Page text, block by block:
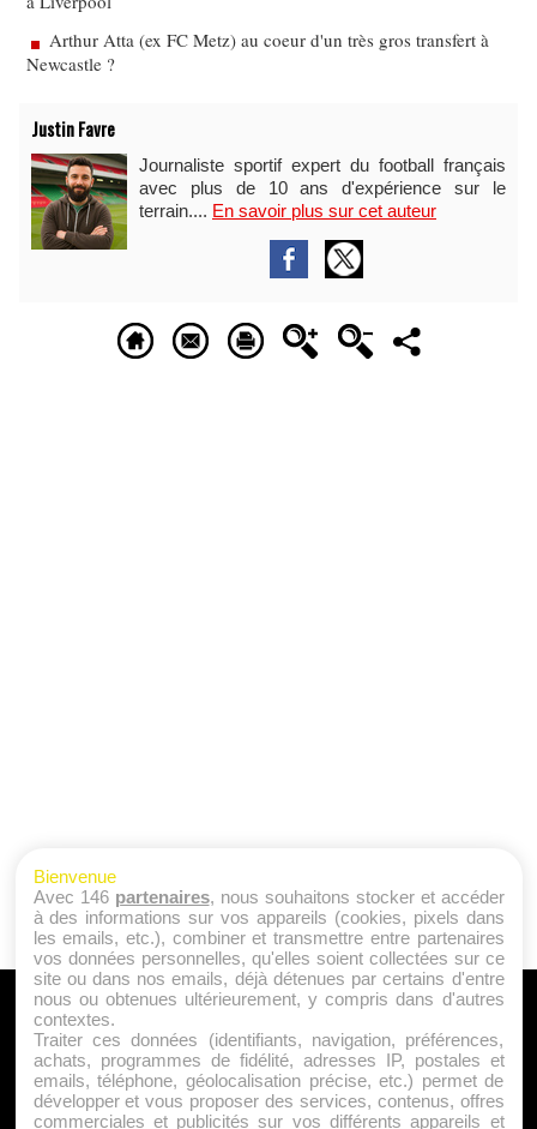
Arthur Atta (ex FC Metz) au coeur d'un très gros transfert à
Newcastle ?
Justin Favre
Journaliste sportif expert du football français
avec plus de 10 ans d'expérience sur le
terrain.... En savoir plus sur cet auteur
A PROPOS
Qui sommes nous ?
Mentions Légales
Publicité
Bienvenue
Avec 146 partenaires, nous souhaitons stocker et accéder
à des informations sur vos appareils (cookies, pixels dans
les emails, etc.), combiner et transmettre entre partenaires
vos données personnelles, qu'elles soient collectées sur ce
site ou dans nos emails, déjà détenues par certains d'entre
nous ou obtenues ultérieurement, y compris dans d'autres
contextes.
Traiter ces données (identifiants, navigation, préférences,
achats, programmes de fidélité, adresses IP, postales et
emails, téléphone, géolocalisation précise, etc.) permet de
développer et vous proposer des services, contenus, offres
commerciales et publicités sur vos différents appareils et